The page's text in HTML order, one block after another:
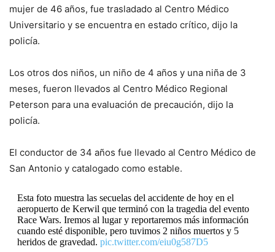
mujer de 46 años, fue trasladado al Centro Médico
Universitario y se encuentra en estado crítico, dijo la
policía.
Los otros dos niños, un niño de 4 años y una niña de 3
meses, fueron llevados al Centro Médico Regional
Peterson para una evaluación de precaución, dijo la
policía.
El conductor de 34 años fue llevado al Centro Médico de
San Antonio y catalogado como estable.
Esta foto muestra las secuelas del accidente de hoy en el
aeropuerto de Kerwil que terminó con la tragedia del evento
Race Wars. Iremos al lugar y reportaremos más información
cuando esté disponible, pero tuvimos 2 niños muertos y 5
heridos de gravedad. pic.twitter.com/eiu0g587D5